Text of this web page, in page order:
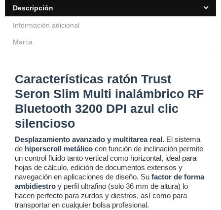
Descripción
Información adicional
Marca
Características ratón Trust
Seron Slim Multi inalámbrico RF
Bluetooth 3200 DPI azul clic
silencioso
Desplazamiento avanzado y multitarea real. El sistema
de hiperscroll metálico con función de inclinación permite
un control fluido tanto vertical como horizontal, ideal para
hojas de cálculo, edición de documentos extensos y
navegación en aplicaciones de diseño. Su factor de forma
ambidiestro y perfil ultrafino (solo 36 mm de altura) lo
hacen perfecto para zurdos y diestros, así como para
transportar en cualquier bolsa profesional.